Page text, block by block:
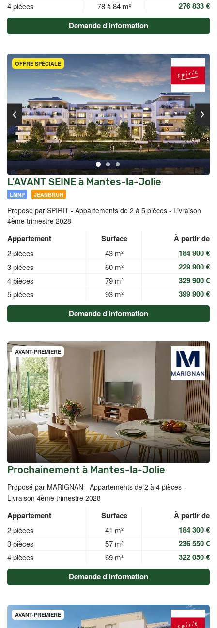
4 pièces 78 à 84 m²
276 833 €
Demande d'information
OFFRE SPÉCIALE
L'AVANT SEINE à Mantes-la-Jolie
LMNP JEANBRUN
Proposé par SPIRIT - Appartements de 2 à 5 pièces - Livraison
4ème trimestre 2028
Appartement Surface À partir de
2 pièces 43 m² 184 900 €
3 pièces 60 m² 229 900 €
4 pièces 79 m² 329 900 €
5 pièces 93 m²
399 900 €
Demande d'information
AVANT-PREMIÈRE
Prochainement à Mantes-la-Jolie
Proposé par MARIGNAN - Appartements de 2 à 4 pièces -
Livraison 4ème trimestre 2028
Appartement Surface À partir de
2 pièces 41 m² 184 300 €
3 pièces 57 m² 236 550 €
4 pièces 69 m²
322 050 €
Demande d'information
AVANT-PREMIÈRE